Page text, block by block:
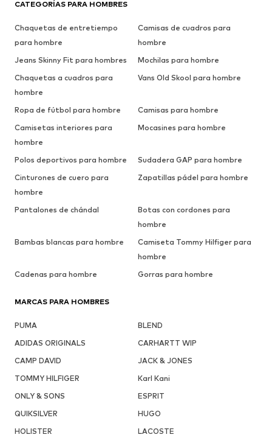
CATEGORÍAS PARA HOMBRES
Chaquetas de entretiempo
para hombre
Camisas de cuadros para
hombre
Jeans Skinny Fit para hombres
Mochilas para hombre
Chaquetas a cuadros para
hombre
Vans Old Skool para hombre
Ropa de fútbol para hombre
Camisas para hombre
Camisetas interiores para
hombre
Mocasines para hombre
Polos deportivos para hombre
Sudadera GAP para hombre
Cinturones de cuero para
hombre
Zapatillas pádel para hombre
Pantalones de chándal
Botas con cordones para
hombre
Bambas blancas para hombre
Camiseta Tommy Hilfiger para
hombre
Cadenas para hombre
Gorras para hombre
MARCAS PARA HOMBRES
PUMA
BLEND
ADIDAS ORIGINALS
CARHARTT WIP
CAMP DAVID
JACK & JONES
TOMMY HILFIGER
Karl Kani
ONLY & SONS
ESPRIT
QUIKSILVER
HUGO
HOLISTER
LACOSTE